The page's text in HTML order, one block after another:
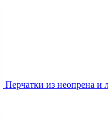
Перчатки из неопрена и